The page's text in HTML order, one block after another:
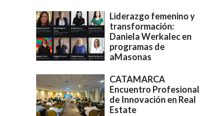
Liderazgo femenino y
transformación:
Daniela Werkalec en
programas de
aMasonas
CATAMARCA
Encuentro Profesional
de Innovación en Real
Estate